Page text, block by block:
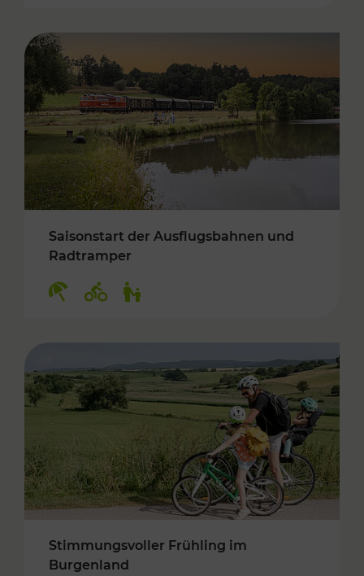
Saisonstart der Ausflugsbahnen und
Radtramper
Stimmungsvoller Frühling im
Burgenland